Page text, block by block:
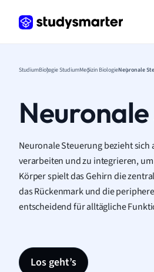
StudiumBiologie StudiumMedizin BiologieNeuronale
Neuronale Steuerung bezieht sich
verarbeiten und zu integrieren,
Körper spielt das Gehirn die
das Rückenmark und die
entscheidend für alltägliche
Los geht’s